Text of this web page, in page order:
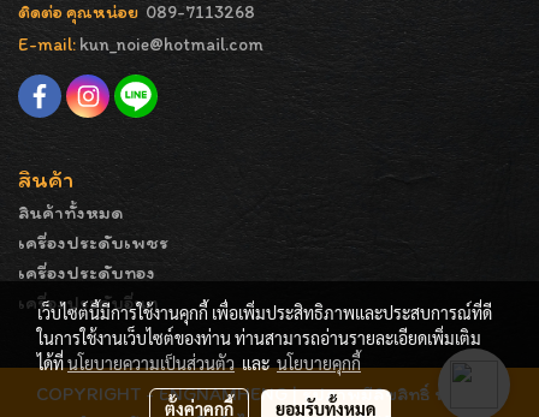
ติดต่อ คุณหน่อย 089-7113268
E-mail: kun_noie@hotmail.com
สินค้า
สินค้าทั้งหมด
เครื่องประดับเพชร
เครื่องประดับทอง
เครื่องประดับอื่นๆ
COPYRIGHT - ENGNAMHENG | รูปภาพมีลิขสิทธิ์ ห้ามมิให้
เว็บไซต์นี้มีการใช้งานคุกกี้ เพื่อเพิ่มประสิทธิภาพและประสบการณ์ที่ดี
ในการใช้งานเว็บไซต์ของท่าน ท่านสามารถอ่านรายละเอียดเพิ่มเติม
ได้ที่นโยบายความเป็นส่วนตัวและนโยบายคุกกี้
ตั้งค่าคุกกี้ ยอมรับทั้งหมด